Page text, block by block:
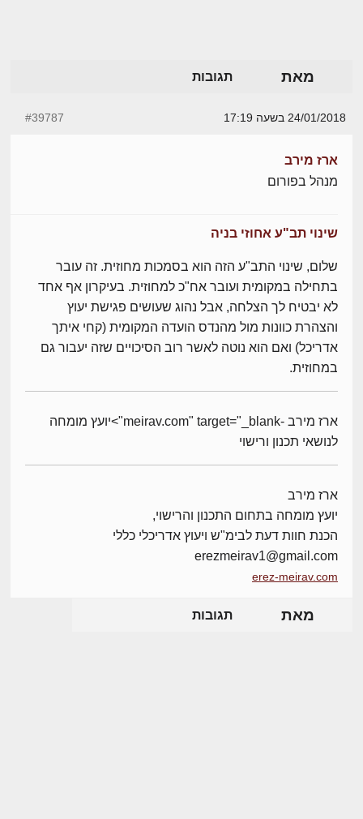
מאת תגובות
24/01/2018 בשעה 17:19 #39787
ארז מירב
מנהל בפורום
שינוי תב"ע אחוזי בניה
שלום, שינוי התב"ע הזה הוא בסמכות מחוזית. זה עובר
בתחילה במקומית ועובר אח"כ למחוזית. בעיקרון אף אחד
לא יבטיח לך הצלחה, אבל נהוג שעושים פגישת יעוץ
והצהרת כוונות מול מהנדס הועדה המקומית (קחי איתך
אדריכל) ואם הוא נוטה לאשר רוב הסיכויים שזה יעבור גם
במחוזית.
ארז מירב -meirav.com" target="_blank">יועץ מומחה
לנושאי תכנון ורישוי
ארז מירב
יועץ מומחה בתחום התכנון והרישוי,
הכנת חוות דעת לבימ"ש ויעוץ אדריכלי כללי
erezmeirav1@gmail.com
erez-meirav.com
מאת תגובות